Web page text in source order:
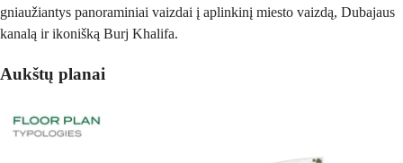
gniaužiantys panoraminiai vaizdai į aplinkinį miesto vaizdą, Dubajaus
kanalą ir ikonišką Burj Khalifa.
Aukštų planai